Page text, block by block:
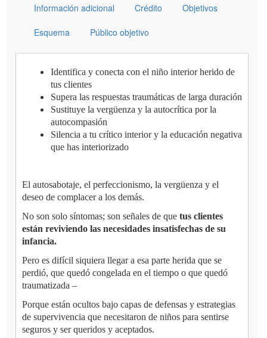
Información adicional Crédito Objetivos
Esquema Público objetivo
Identifica y conecta con el niño interior herido de
tus clientes
Supera las respuestas traumáticas de larga duración
Sustituye la vergüenza y la autocrítica por la
autocompasión
Silencia a tu crítico interior y la educación negativa
que has interiorizado
El autosabotaje, el perfeccionismo, la vergüenza y el
deseo de complacer a los demás.
No son solo síntomas; son señales de que tus clientes
están reviviendo las necesidades insatisfechas de su
infancia.
Pero es difícil siquiera llegar a esa parte herida que se
perdió, que quedó congelada en el tiempo o que quedó
traumatizada –
Porque están ocultos bajo capas de defensas y estrategias
de supervivencia que necesitaron de niños para sentirse
seguros y ser queridos y aceptados.